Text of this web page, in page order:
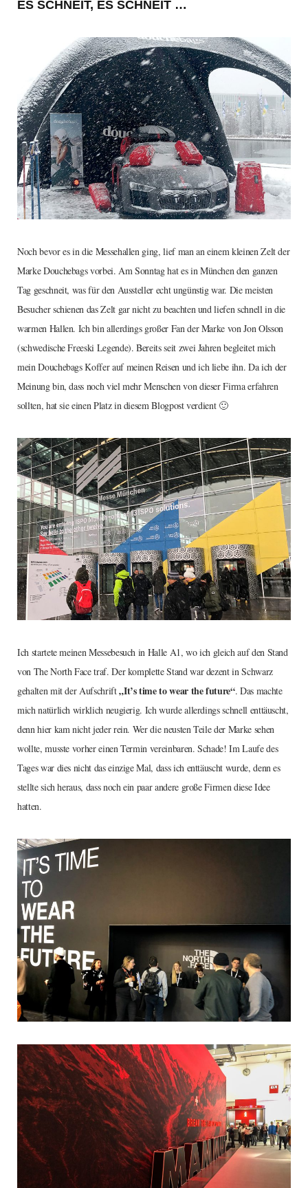
ES SCHNEIT, ES SCHNEIT …
Noch bevor es in die Messehallen ging, lief man an einem kleinen Zelt der
Marke Douchebags vorbei. Am Sonntag hat es in München den ganzen
Tag geschneit, was für den Aussteller echt ungünstig war. Die meisten
Besucher schienen das Zelt gar nicht zu beachten und liefen schnell in die
warmen Hallen. Ich bin allerdings großer Fan der Marke von Jon Olsson
(schwedische Freeski Legende). Bereits seit zwei Jahren begleitet mich
mein Douchebags Koffer auf meinen Reisen und ich liebe ihn. Da ich der
Meinung bin, dass noch viel mehr Menschen von dieser Firma erfahren
sollten, hat sie einen Platz in diesem Blogpost verdient 🙂
Ich startete meinen Messebesuch in Halle A1, wo ich gleich auf den Stand
von The North Face traf. Der komplette Stand war dezent in Schwarz
gehalten mit der Aufschrift„It’s time to wear the future“. Das machte
mich natürlich wirklich neugierig. Ich wurde allerdings schnell enttäuscht,
denn hier kam nicht jeder rein. Wer die neusten Teile der Marke sehen
wollte, musste vorher einen Termin vereinbaren. Schade! Im Laufe des
Tages war dies nicht das einzige Mal, dass ich enttäuscht wurde, denn es
stellte sich heraus, dass noch ein paar andere große Firmen diese Idee
hatten.